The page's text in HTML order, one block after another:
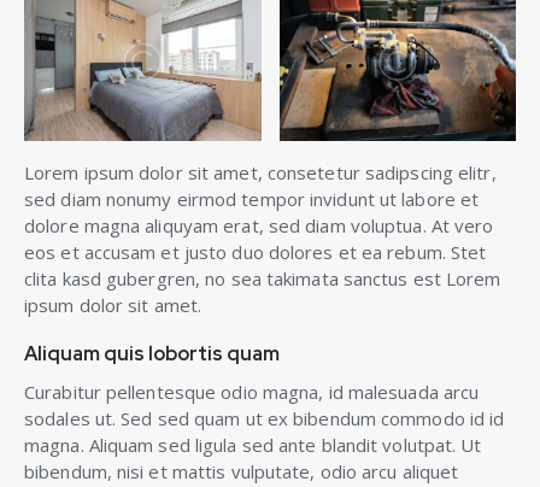
Lorem ipsum dolor sit amet, consetetur sadipscing elitr,
sed diam nonumy eirmod tempor invidunt ut labore et
dolore magna aliquyam erat, sed diam voluptua. At vero
eos et accusam et justo duo dolores et ea rebum. Stet
clita kasd gubergren, no sea takimata sanctus est Lorem
ipsum dolor sit amet.
Aliquam quis lobortis quam
Curabitur pellentesque odio magna, id malesuada arcu
sodales ut. Sed sed quam ut ex bibendum commodo id id
magna. Aliquam sed ligula sed ante blandit volutpat. Ut
bibendum, nisi et mattis vulputate, odio arcu aliquet